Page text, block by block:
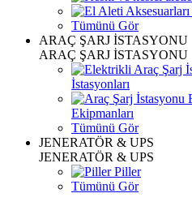
Tümünü Gör
ARAÇ ŞARJ İSTASYONU
ARAÇ ŞARJ İSTASYONU
İstasyonları
Ekipmanları
Tümünü Gör
JENERATÖR & UPS
JENERATÖR & UPS
Piller
Tümünü Gör